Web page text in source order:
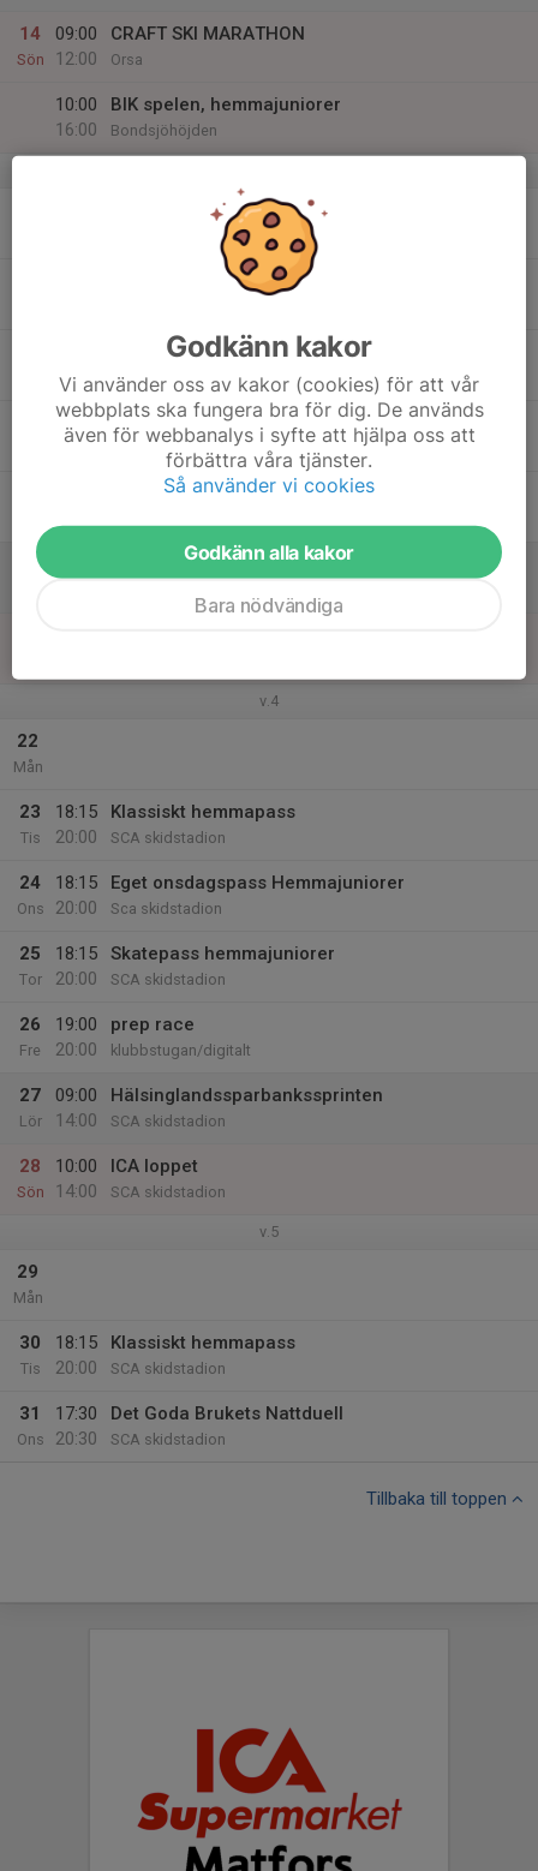
14
Sön
09:00
12:00
CRAFT SKI MARATHON
Orsa
10:00
16:00
BIK spelen, hemmajuniorer
Bondsjöhöjden
Klassiskt hemmapass
20:00
Eget onsdagspass hemmajuniorer
Sca skidstadion
10:00
12:00
Falun
20
v.4
22
Mån
23
Tis
18:15
20:00
Klassiskt hemmapass
SCA skidstadion
24
Ons
18:15
20:00
Eget onsdagspass Hemmajuniorer
Sca skidstadion
25
Tor
18:15
20:00
Skatepass hemmajuniorer
SCA skidstadion
26
Fre
19:00
20:00
prep race
klubbstugan/digitalt
27
Lör
09:00
14:00
Hälsinglandssparbankssprinten
SCA skidstadion
28
Sön
10:00
14:00
ICA loppet
SCA skidstadion
v.5
29
Mån
30
Tis
18:15
20:00
Klassiskt hemmapass
SCA skidstadion
31
Ons
17:30
20:30
Det Goda Brukets Nattduell
SCA skidstadion
Tillbaka till toppen
Godkänn kakor
Vi använder oss av kakor (cookies) för att vår
webbplats ska fungera bra för dig. De används
även för webbanalys i syfte att hjälpa oss att
förbättra våra tjänster.
Så använder vi cookies
Godkänn alla kakor
Bara nödvändiga